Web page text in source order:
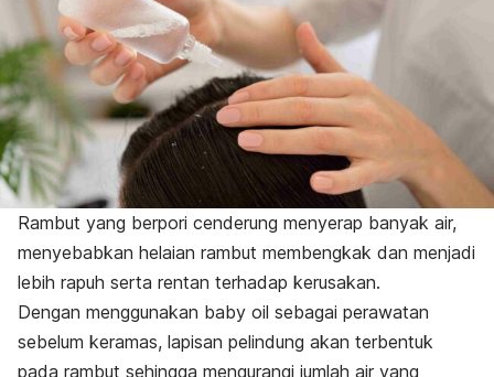
Rambut yang berpori cenderung menyerap banyak air,
menyebabkan helaian rambut membengkak dan menjadi
lebih rapuh serta rentan terhadap kerusakan.
Dengan menggunakan baby oil sebagai perawatan
sebelum keramas, lapisan pelindung akan terbentuk
pada rambut sehingga mengurangi jumlah air yang